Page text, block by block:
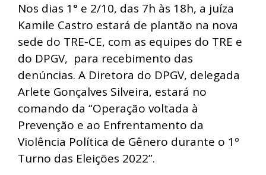
Nos dias 1° e 2/10, das 7h às 18h, a juíza
Kamile Castro estará de plantão na nova
sede do TRE-CE, com as equipes do TRE e
do DPGV, para recebimento das
denúncias. A Diretora do DPGV, delegada
Arlete Gonçalves Silveira, estará no
comando da “Operação voltada à
Prevenção e ao Enfrentamento da
Violência Política de Gênero durante o 1º
Turno das Eleições 2022”.